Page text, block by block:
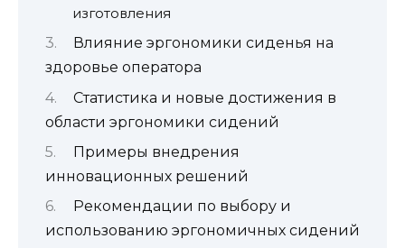
изготовления
Влияние эргономики сиденья на
здоровье оператора
Статистика и новые достижения в
области эргономики сидений
Примеры внедрения
инновационных решений
Рекомендации по выбору и
использованию эргономичных сидений